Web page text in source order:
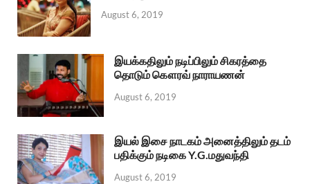
August 6, 2019
இயக்கதிலும் நடிப்பிலும் சிகரத்தை
தொடும் கௌரவ் நாராயணன்
August 6, 2019
இயல் இசை நாடகம் அனைத்திலும் தடம்
பதிக்கும் நடிகை Y.G.மதுவந்தி
August 6, 2019